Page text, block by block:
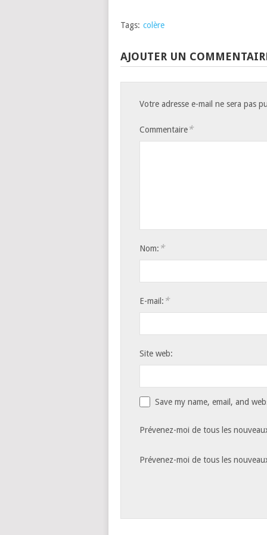
Tags: colère
AJOUTER UN
Votre adresse e-mail ne sera pas
Commentaire*
Nom: *
E-mail: *
Site web:
Save my name, email, and
Prévenez-moi de tous les
Prévenez-moi de tous les